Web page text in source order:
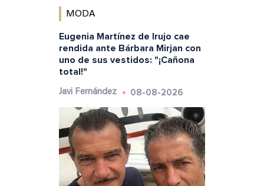
MODA
Eugenia Martínez de Irujo cae
rendida ante Bárbara Mirjan con
uno de sus vestidos: "¡Cañona
total!"
Javi Fernández 08-08-2026